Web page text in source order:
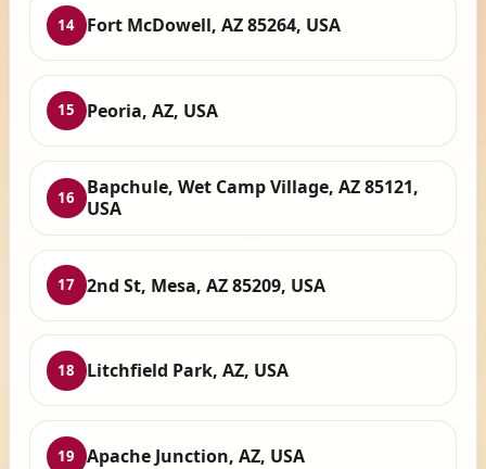
14 Fort McDowell, AZ 85264, USA
15 Peoria, AZ, USA
16
Bapchule, Wet Camp Village, AZ 85121,
USA
17 2nd St, Mesa, AZ 85209, USA
18 Litchfield Park, AZ, USA
19 Apache Junction, AZ, USA